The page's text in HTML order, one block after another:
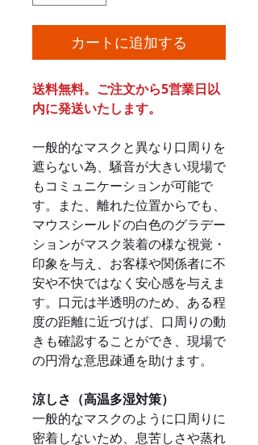
カートに追加する
送料無料。ご注文から5営業日以
内に発送いたします。
一般的なマスクと異なり口周りを
遮らない為、騒音が大きい現場で
もコミュニケーションが可能で
す。また、離れた位置からでも、
マウスシールドの白色のグラデー
ションがマスク装着の様な視覚・
印象を与え、お客様や関係者に不
安や不快ではなく安心感を与えま
す。口元は半透明のため、ある程
度の距離に近づけば、口周りの動
きも確認することができ、現場で
の円滑な意思疎通を助けます。
涼しさ（高温多湿対策）
一般的なマスクのように口周りに
密着しないため、息苦しさや蒸れ